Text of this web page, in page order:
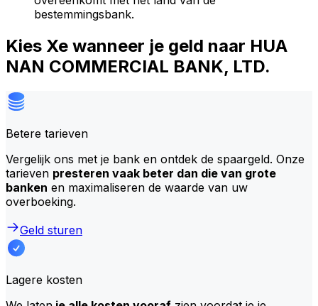
bestemmingsbank.
Kies Xe wanneer je geld naar HUA
NAN COMMERCIAL BANK, LTD.
Betere tarieven
Vergelijk ons met je bank en ontdek de spaargeld. Onze
tarieven presteren vaak beter dan die van grote
banken en maximaliseren de waarde van uw
overboeking.
Geld sturen
Lagere kosten